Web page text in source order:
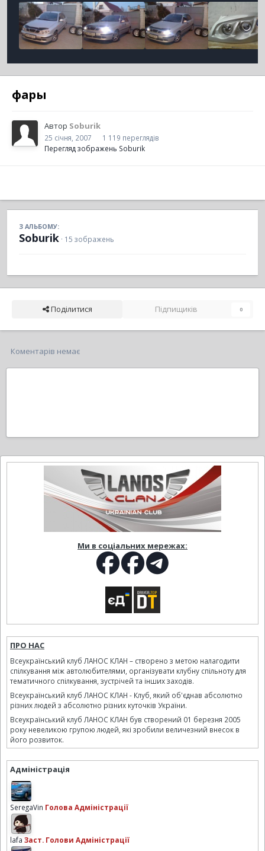
фары
Автор Soburik
25 січня, 2007
1 119 переглядів
Перегляд зображень Soburik
З АЛЬБОМУ:
Soburik · 15 зображень
Поділитися Підпищиків 0
Коментарів немає
Ми в соціальних мережах:
ПРО НАС
Всеукраїнський клуб ЛАНОС КЛАН – створено з метою налагодити
спілкування між автолюбителями, організувати клубну спільноту для
тематичного спілкування, зустрічей та інших заходів.
Всеукраїнський клуб ЛАНОС КЛАН - Клуб, який об'єднав абсолютно
різних людей з абсолютно різних куточків України.
Всеукраїнський клуб ЛАНОС КЛАН був створений 01 березня 2005
року невеликою групою людей, які зробили величезний внесок в
його розвиток.
Адміністрація
SeregaVin Голова Адміністрації
lafa Заст. Голови Адміністрації